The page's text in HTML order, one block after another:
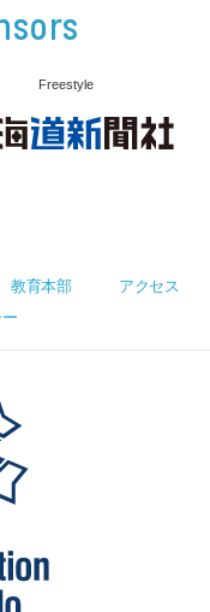
Freestyle
教育本部
アクセス